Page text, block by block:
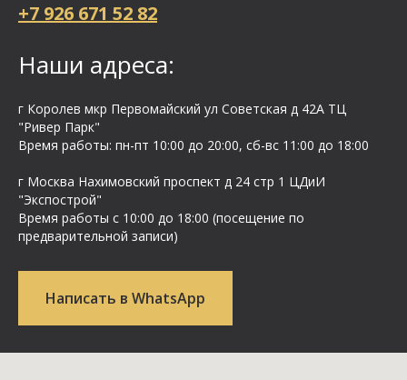
+7 926 671 52 82
Наши адреса:
г Королев мкр Первомайский ул Cоветская д 42А ТЦ
"Ривер Парк"
Время работы: пн-пт 10:00 до 20:00, сб-вс 11:00 до 18:00
г Москва Нахимовский проспект д 24 стр 1 ЦДиИ
"Экспострой"
Время работы с 10:00 до 18:00 (посещение по
предварительной записи)
Написать в WhatsApp